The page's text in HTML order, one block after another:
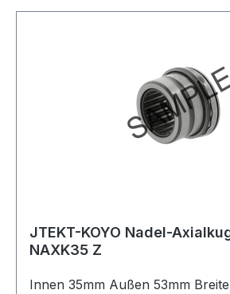
JTEKT-KOYO Nadel-
NAXK35 Z
Innen 35mm Außen 53mm